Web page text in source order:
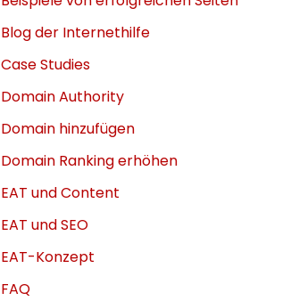
Blog der Internethilfe
Case Studies
Domain Authority
Domain hinzufügen
Domain Ranking erhöhen
EAT und Content
EAT und SEO
EAT-Konzept
FAQ